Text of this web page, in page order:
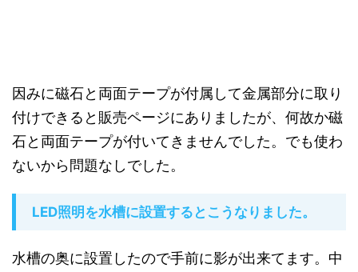
因みに磁石と両面テープが付属して金属部分に取り
付けできると販売ページにありましたが、何故か磁
石と両面テープが付いてきませんでした。でも使わ
ないから問題なしでした。
LED照明を水槽に設置するとこうなりました。
水槽の奥に設置したので手前に影が出来てます。中